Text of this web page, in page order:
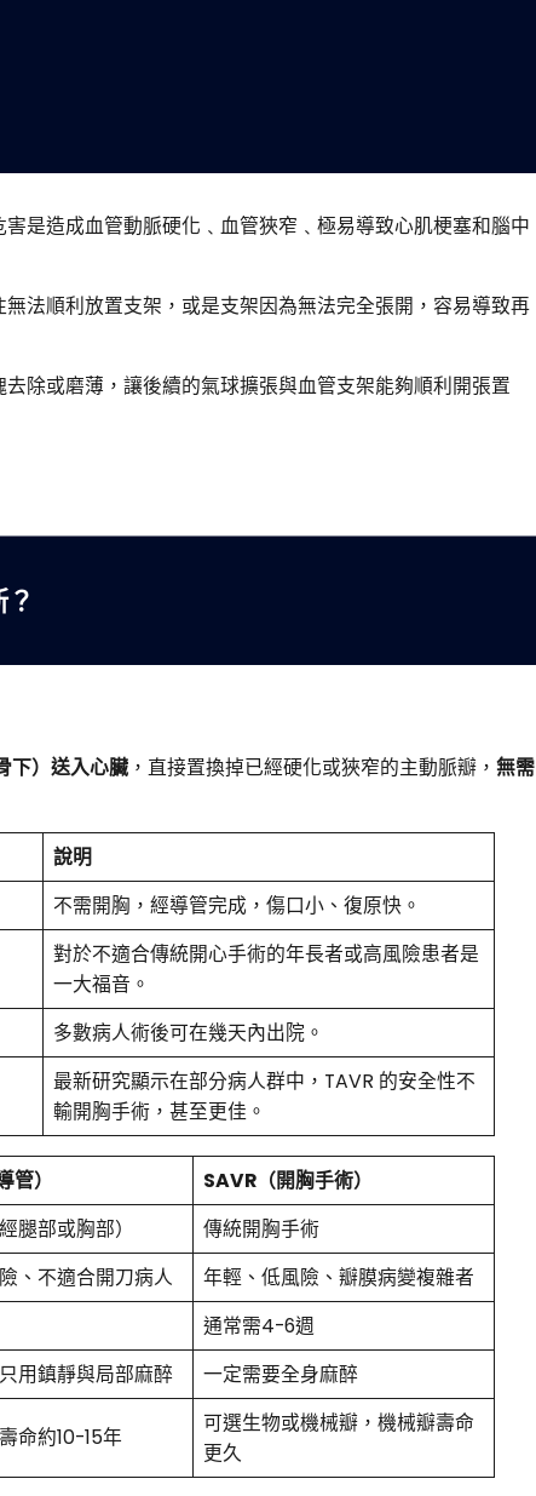
是造成血管動脈硬化﹑血管狹窄﹑極易導致心肌梗塞和腦中
法順利放置支架，或是支架因為無法完全張開，容易導致再
除或磨薄，讓後續的氣球擴張與血管支架能夠順利開張置
下）送入心臟 ，直接置換掉已經硬化或狹窄的主動脈瓣，無需
說明
不需開胸，經導管完成，傷口小、復原快。
對於不適合傳統開心手術的年長者或高風險患者是
一大福音。
多數病人術後可在幾天內出院。
最新研究顯示在部分病人群中，TAVR 的安全性不
輸開胸手術，甚至更佳。
管） SAVR （開胸手術）
腿部或胸部）
傳統開胸手術
、不適合開刀病人
年輕、低風險、瓣膜病變複雜者
通常需4-6週
用鎮靜與局部麻醉 一定需要全身麻醉
命約10-15年
可選生物或機械瓣，機械瓣壽命
更久